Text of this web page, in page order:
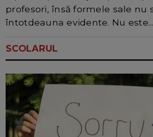
profesori, însă formele sale nu
întotdeauna evidente. Nu este...
SCOLARUL